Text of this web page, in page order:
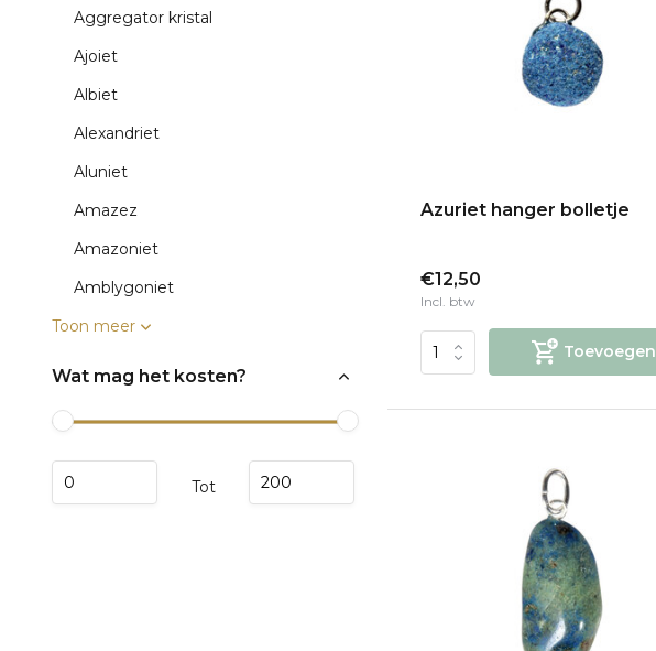
Aggregator kristal
Ajoiet
Albiet
Alexandriet
Aluniet
Amazez
Amazoniet
Amblygoniet
Toon meer
Wat mag het kosten?
Tot
Azuriet hanger bolletje
€12,50
Incl. btw
Toevoegen